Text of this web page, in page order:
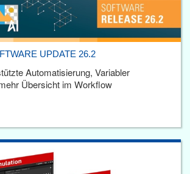
UPDATE 26.2
Automatisierung, Variabler
Übersicht im Workflow